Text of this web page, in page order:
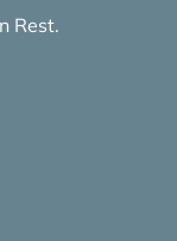
Rest.